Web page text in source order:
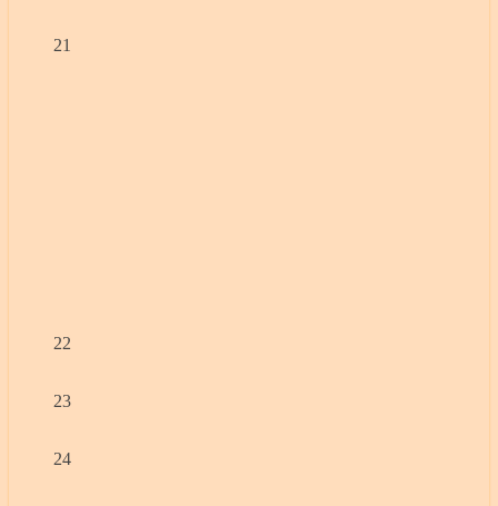
21
22
23
24